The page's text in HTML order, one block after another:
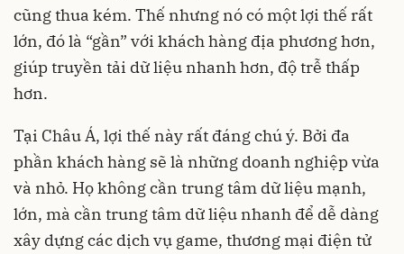
cũng thua kém. Thế nhưng nó có một lợi thế rất
lớn, đó là “gần” với khách hàng địa phương hơn,
giúp truyền tải dữ liệu nhanh hơn, độ trễ thấp
hơn.
Tại Châu Á, lợi thế này rất đáng chú ý. Bởi đa
phần khách hàng sẽ là những doanh nghiệp vừa
và nhỏ. Họ không cần trung tâm dữ liệu mạnh,
lớn, mà cần trung tâm dữ liệu nhanh để dễ dàng
xây dựng các dịch vụ game, thương mại điện tử